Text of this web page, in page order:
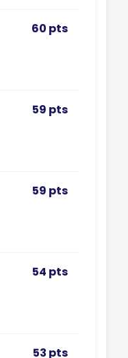
60 pts
59 pts
59 pts
54 pts
53 pts